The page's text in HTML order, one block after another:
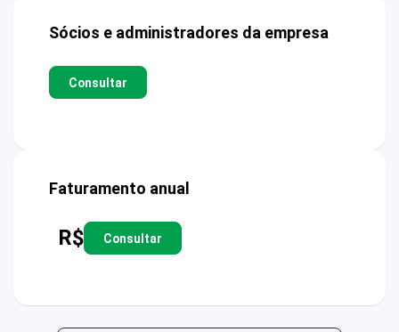
Sócios e administradores da empresa
Consultar
Faturamento anual
R$ Consultar